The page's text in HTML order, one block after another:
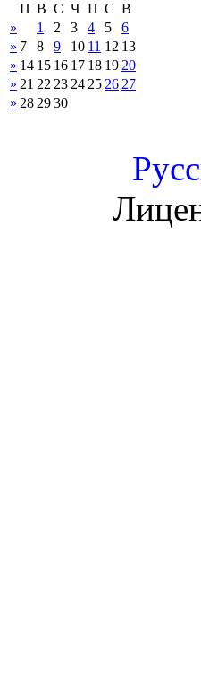
П В С Ч П С В
»
1 2 3 4 5
6
» 7 8 9 10 11 12 13
» 14 15 16 17 18 19 20
» 21 22 23 24 25 26 27
» 28 2930